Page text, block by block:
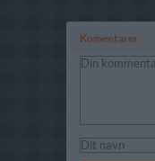
Komentarer